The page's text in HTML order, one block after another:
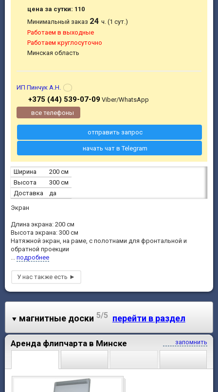
Ширина
200 см
Высота
300 см
Доставка
да
Экран
Длина экрана: 200 см
Высота экрана: 300 см
Натяжной экран, на раме, с полотнами для фронтальной и
обратной проекции
... подробнее
цена за сутки: 110
Минимальный заказ 24ч. (1 сут.)
Работаем в выходные
Работаем круглосуточно
Минская область
ИП Пинчук А.Н.
+375 (44) 539-07-09Viber/WhatsApp
все телефоны
отправить запрос
начать чат в Telegram
магнитные доски 5/5 перейти в раздел
запомнить
Аренда флипчарта в Минске